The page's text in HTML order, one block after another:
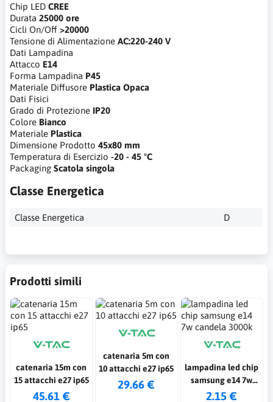
Chip LED CREE
Durata 25000 ore
Cicli On/Off >20000
Tensione di Alimentazione AC:220-240 V
Dati Lampadina
Attacco E14
Forma Lampadina P45
Materiale Diffusore Plastica Opaca
Dati Fisici
Grado di Protezione IP20
Colore Bianco
Materiale Plastica
Dimensione Prodotto 45x80 mm
Temperatura di Esercizio -20 - 45 °C
Packaging Scatola singola
Classe Energetica
Classe Energetica D
Prodotti simili
catenaria 15m con
15 attacchi e27 ip65
45.61 €
catenaria 5m con
10 attacchi e27 ip65
29.66 €
lampadina led chip
samsung e14 7w
candela 3000k
2.15 €